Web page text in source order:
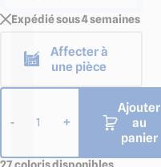
Expédié sous 4 semaines
Affecter à
une pièce
- 1 +
Ajouter
au
panier
27 coloris disponibles